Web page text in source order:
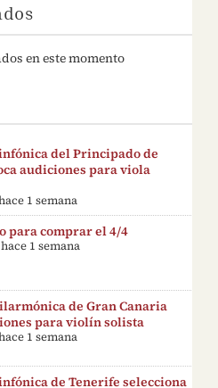
en este momento
del Principado de
audiciones para viola
1 semana
para comprar el 4/4
hace 1 semana
de Gran Canaria
para violín solista
1 semana
de Tenerife selecciona